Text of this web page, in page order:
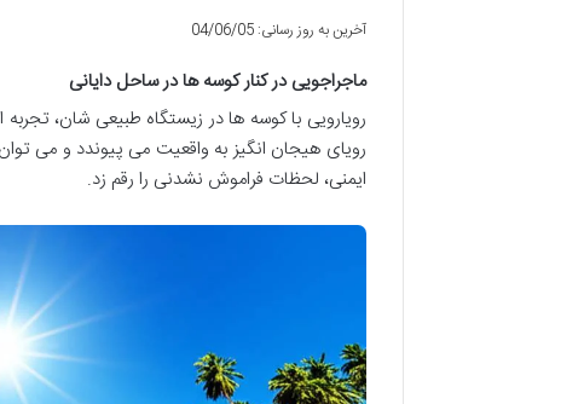
آخرین به روز رسانی: 04/06/05
ماجراجویی در کنار کوسه ها در ساحل دایانی
رویارویی با کوسه ها در زیستگاه طبیعی شان،
رویای هیجان انگیز به واقعیت می پیوندد و می
ایمنی، لحظات فراموش نشدنی را رقم زد.